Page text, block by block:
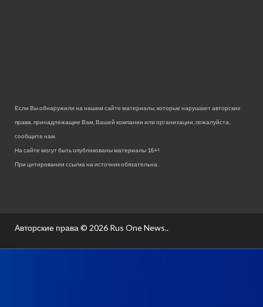
Если Вы обнаружили на нашем сайте материалы, которые нарушают авторские
права, принадлежащие Вам, Вашей компании или организации, пожалуйста,
сообщите нам.
На сайте могут быть опубликованы материалы 18+!
При цитировании ссылка на источник обязательна.
Авторские права © 2026 Rus One News..